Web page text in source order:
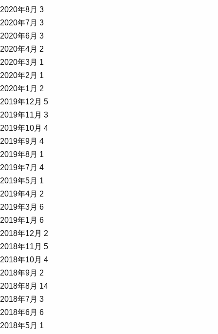
2020年8月 3
2020年7月 3
2020年6月 3
2020年4月 2
2020年3月 1
2020年2月 1
2020年1月 2
2019年12月 5
2019年11月 3
2019年10月 4
2019年9月 4
2019年8月 1
2019年7月 4
2019年5月 1
2019年4月 2
2019年3月 6
2019年1月 6
2018年12月 2
2018年11月 5
2018年10月 4
2018年9月 2
2018年8月 14
2018年7月 3
2018年6月 6
2018年5月 1